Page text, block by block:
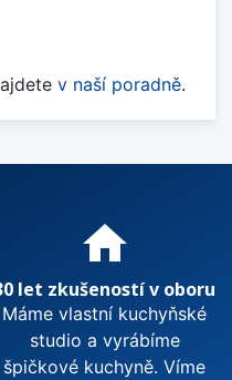
v naší poradně.
home
let zkušeností v oboru
Máme vlastní kuchyňské
studio a vyrábíme
špičkové kuchyně. Víme